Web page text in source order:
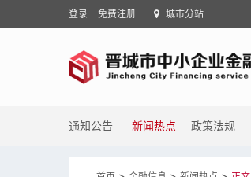
登录 免费注册 城市分站
通知公告 新闻热点 政策法规